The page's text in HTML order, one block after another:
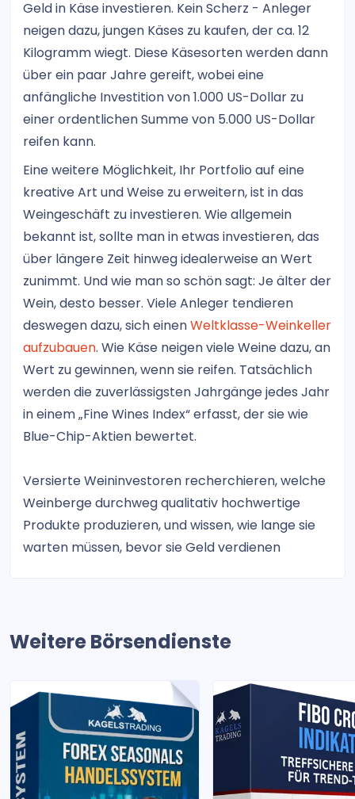
Geld in Käse investieren. Kein Scherz - Anleger
neigen dazu, jungen Käses zu kaufen, der ca. 12
Kilogramm wiegt. Diese Käsesorten werden dann
über ein paar Jahre gereift, wobei eine
anfängliche Investition von 1.000 US-Dollar zu
einer ordentlichen Summe von 5.000 US-Dollar
reifen kann.
Eine weitere Möglichkeit, Ihr Portfolio auf eine
kreative Art und Weise zu erweitern, ist in das
Weingeschäft zu investieren. Wie allgemein
bekannt ist, sollte man in etwas investieren, das
über längere Zeit hinweg idealerweise an Wert
zunimmt. Und wie man so schön sagt: Je älter der
Wein, desto besser. Viele Anleger tendieren
deswegen dazu, sich einenWeltklasse-Weinkeller
aufzubauen. Wie Käse neigen viele Weine dazu, an
Wert zu gewinnen, wenn sie reifen. Tatsächlich
werden die zuverlässigsten Jahrgänge jedes Jahr
in einem „Fine Wines Index“ erfasst, der sie wie
Blue-Chip-Aktien bewertet.
Versierte Weininvestoren recherchieren, welche
Weinberge durchweg qualitativ hochwertige
Produkte produzieren, und wissen, wie lange sie
warten müssen, bevor sie Geld verdienen
Weitere Börsendienste